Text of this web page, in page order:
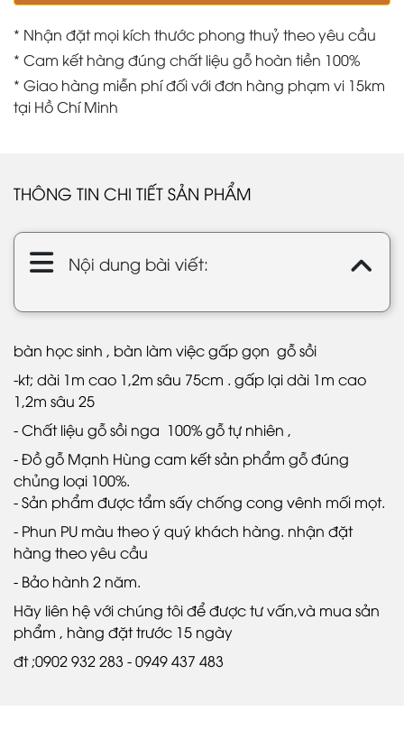
* Nhận đặt mọi kích thước phong thuỷ theo yêu cầu
* Cam kết hàng đúng chất liệu gỗ hoàn tiền 100%
* Giao hàng miễn phí đối với đơn hàng phạm vi 15km
tại Hồ Chí Minh
THÔNG TIN CHI TIẾT SẢN PHẨM
Nội dung bài viết:
bàn học sinh , bàn làm việc gấp gọn gỗ sồi
-kt; dài 1m cao 1,2m sâu 75cm . gấp lại dài 1m cao
1,2m sâu 25
- Chất liệu gỗ sồi nga 100% gỗ tự nhiên ,
- Đồ gỗ Mạnh Hùng cam kết sản phẩm gỗ đúng
chủng loại 100%.
- Sản phẩm được tẩm sấy chống cong vênh mối mọt.
- Phun PU màu theo ý quý khách hàng. nhận đặt
hàng theo yêu cầu
- Bảo hành 2 năm.
Hãy liên hệ với chúng tôi để được tư vấn,và mua sản
phẩm , hàng đặt trước 15 ngày
đt ;0902 932 283 - 0949 437 483